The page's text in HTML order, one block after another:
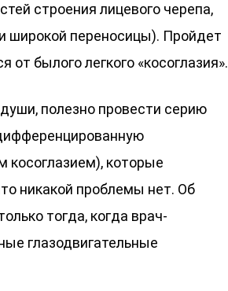
строения лицевого черепа,
широкой переносицы). Пройдет
от былого легкого «косоглазия».
полезно провести серию
которые
никакой проблемы нет. Об
тогда, когда врач-
глазодвигательные